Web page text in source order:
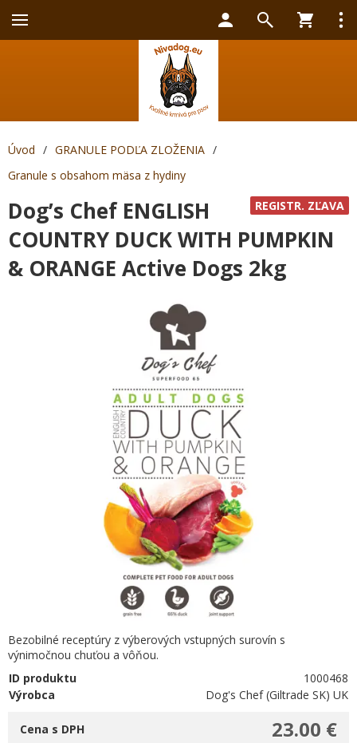
Úvod / GRANULE PODĽA ZLOŽENIA /
Granule s obsahom mäsa z hydiny
REGISTR. ZĽAVA
Dog’s Chef ENGLISH
COUNTRY DUCK WITH PUMPKIN
& ORANGE Active Dogs 2kg
Bezobilné receptúry z výberových vstupných surovín s
výnimočnou chuťou a vôňou.
ID produktu
1000468
Výrobca
Dog's Chef (Giltrade SK) UK
23.00 €
Cena s DPH